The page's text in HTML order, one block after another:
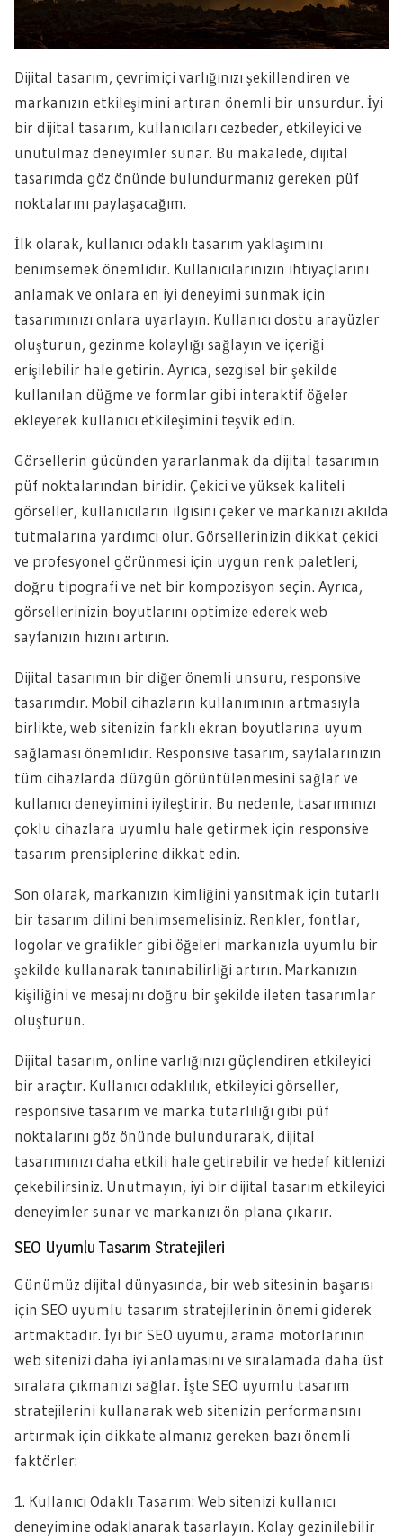
Dijital tasarım, çevrimiçi varlığınızı şekillendiren ve
markanızın etkileşimini artıran önemli bir unsurdur. İyi
bir dijital tasarım, kullanıcıları cezbeder, etkileyici ve
unutulmaz deneyimler sunar. Bu makalede, dijital
tasarımda göz önünde bulundurmanız gereken püf
noktalarını paylaşacağım.
İlk olarak, kullanıcı odaklı tasarım yaklaşımını
benimsemek önemlidir. Kullanıcılarınızın ihtiyaçlarını
anlamak ve onlara en iyi deneyimi sunmak için
tasarımınızı onlara uyarlayın. Kullanıcı dostu arayüzler
oluşturun, gezinme kolaylığı sağlayın ve içeriği
erişilebilir hale getirin. Ayrıca, sezgisel bir şekilde
kullanılan düğme ve formlar gibi interaktif öğeler
ekleyerek kullanıcı etkileşimini teşvik edin.
Görsellerin gücünden yararlanmak da dijital tasarımın
püf noktalarından biridir. Çekici ve yüksek kaliteli
görseller, kullanıcıların ilgisini çeker ve markanızı akılda
tutmalarına yardımcı olur. Görsellerinizin dikkat çekici
ve profesyonel görünmesi için uygun renk paletleri,
doğru tipografi ve net bir kompozisyon seçin. Ayrıca,
görsellerinizin boyutlarını optimize ederek web
sayfanızın hızını artırın.
Dijital tasarımın bir diğer önemli unsuru, responsive
tasarımdır. Mobil cihazların kullanımının artmasıyla
birlikte, web sitenizin farklı ekran boyutlarına uyum
sağlaması önemlidir. Responsive tasarım, sayfalarınızın
tüm cihazlarda düzgün görüntülenmesini sağlar ve
kullanıcı deneyimini iyileştirir. Bu nedenle, tasarımınızı
çoklu cihazlara uyumlu hale getirmek için responsive
tasarım prensiplerine dikkat edin.
Son olarak, markanızın kimliğini yansıtmak için tutarlı
bir tasarım dilini benimsemelisiniz. Renkler, fontlar,
logolar ve grafikler gibi öğeleri markanızla uyumlu bir
şekilde kullanarak tanınabilirliği artırın. Markanızın
kişiliğini ve mesajını doğru bir şekilde ileten tasarımlar
oluşturun.
Dijital tasarım, online varlığınızı güçlendiren etkileyici
bir araçtır. Kullanıcı odaklılık, etkileyici görseller,
responsive tasarım ve marka tutarlılığı gibi püf
noktalarını göz önünde bulundurarak, dijital
tasarımınızı daha etkili hale getirebilir ve hedef kitlenizi
çekebilirsiniz. Unutmayın, iyi bir dijital tasarım etkileyici
deneyimler sunar ve markanızı ön plana çıkarır.
SEO Uyumlu Tasarım Stratejileri
Günümüz dijital dünyasında, bir web sitesinin başarısı
için SEO uyumlu tasarım stratejilerinin önemi giderek
artmaktadır. İyi bir SEO uyumu, arama motorlarının
web sitenizi daha iyi anlamasını ve sıralamada daha üst
sıralara çıkmanızı sağlar. İşte SEO uyumlu tasarım
stratejilerini kullanarak web sitenizin performansını
artırmak için dikkate almanız gereken bazı önemli
faktörler:
1. Kullanıcı Odaklı Tasarım: Web sitenizi kullanıcı
deneyimine odaklanarak tasarlayın. Kolay gezinilebilir